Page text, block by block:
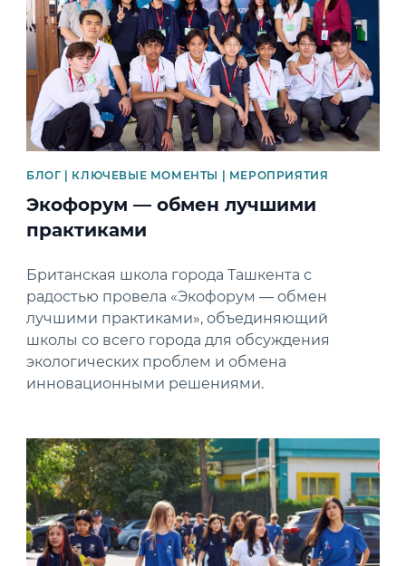
БЛОГ | КЛЮЧЕВЫЕ МОМЕНТЫ | МЕРОПРИЯТИЯ
Экофорум — обмен лучшими
практиками
Британская школа города Ташкента с
радостью провела «Экофорум — обмен
лучшими практиками», объединяющий
школы со всего города для обсуждения
экологических проблем и обмена
инновационными решениями.
News image